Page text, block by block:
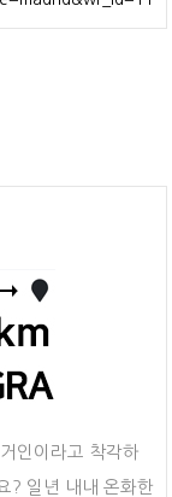
인이라고 착각하
? 일년 내내 온화한